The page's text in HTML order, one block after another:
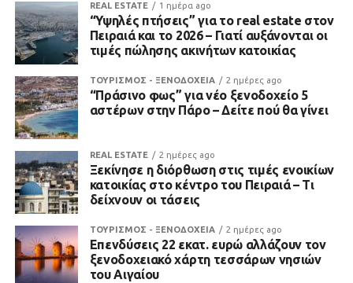
REAL ESTATE 1 ημέρα ago
“Υψηλές πτήσεις” για το real estate στον
Πειραιά και το 2026 – Γιατί αυξάνονται οι
τιμές πώλησης ακινήτων κατοικίας
ΤΟΥΡΙΣΜΟΣ - ΞΕΝΟΔΟΧΕΙΑ 2 ημέρες ago
“Πράσινο φως” για νέο ξενοδοχείο 5
αστέρων στην Πάρο – Δείτε πού θα γίνει
REAL ESTATE 2 ημέρες ago
Ξεκίνησε η διόρθωση στις τιμές ενοικίων
κατοικίας στο κέντρο του Πειραιά – Τι
δείχνουν οι τάσεις
ΤΟΥΡΙΣΜΟΣ - ΞΕΝΟΔΟΧΕΙΑ 2 ημέρες ago
Επενδύσεις 22 εκατ. ευρώ αλλάζουν τον
ξενοδοχειακό χάρτη τεσσάρων νησιών
του Αιγαίου